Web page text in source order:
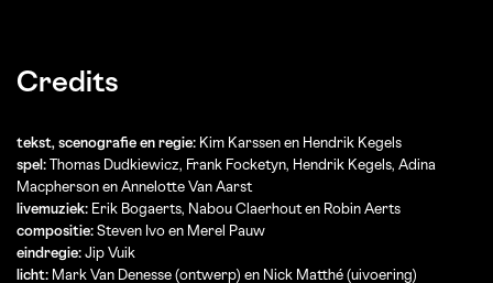
Credits
tekst, scenografie en regie: Kim Karssen en Hendrik Kegels
spel: Thomas Dudkiewicz, Frank Focketyn, Hendrik Kegels, Adina
Macpherson en Annelotte Van Aarst
livemuziek: Erik Bogaerts, Nabou Claerhout en Robin Aerts
compositie: Steven Ivo en Merel Pauw
eindregie: Jip Vuik
licht: Mark Van Denesse (ontwerp) en Nick Matthé (uivoering)